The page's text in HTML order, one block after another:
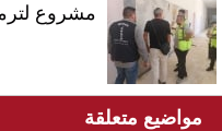
مشروع
مواضيع متعلقة